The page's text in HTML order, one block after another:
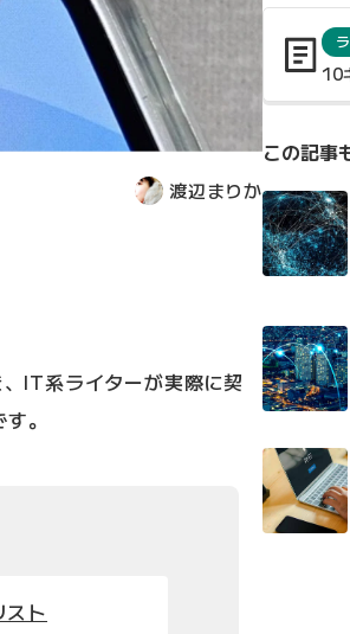
渡辺まりか
IT系ライターが実際に契
。
ト
10
この記事